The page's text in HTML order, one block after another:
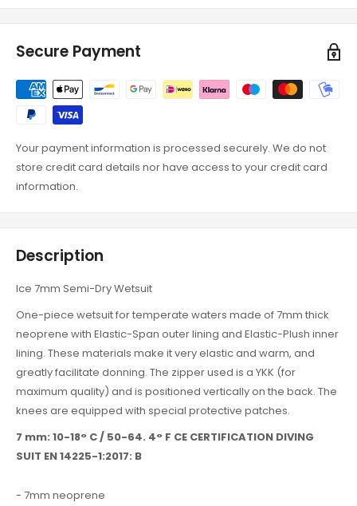
Secure Payment
Your payment information is processed securely. We do not
store credit card details nor have access to your credit card
information.
Description
Ice 7mm Semi-Dry Wetsuit
One-piece wetsuit for temperate waters made of 7mm thick
neoprene with Elastic-Span outer lining and Elastic-Plush inner
lining. These materials make it very elastic and warm, and
greatly facilitate donning. The zipper used is a YKK (for
maximum quality) and is positioned vertically on the back. The
knees are equipped with special protective patches.
7 mm: 10-18° C / 50-64. 4° F CE CERTIFICATION DIVING
SUIT EN 14225-1:2017: B
- 7mm neoprene